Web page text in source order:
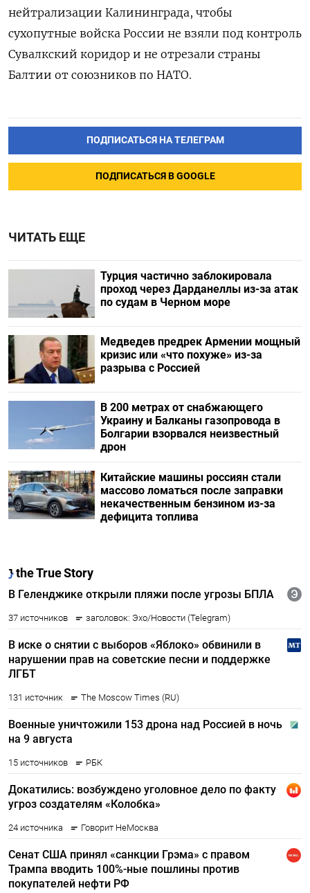
нейтрализации Калининграда, чтобы
сухопутные войска России не взяли под контроль
Сувалкский коридор и не отрезали страны
Балтии от союзников по НАТО.
ПОДПИСАТЬСЯ НА ТЕЛЕГРАМ
ПОДПИСАТЬСЯ В GOOGLE
ЧИТАТЬ ЕЩЕ
Турция частично заблокировала
проход через Дарданеллы из-за атак
по судам в Черном море
Медведев предрек Армении мощный
кризис или «что похуже» из-за
разрыва с Россией
В 200 метрах от снабжающего
Украину и Балканы газопровода в
Болгарии взорвался неизвестный
дрон
Китайские машины россиян стали
массово ломаться после заправки
некачественным бензином из-за
дефицита топлива